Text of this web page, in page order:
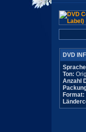
DVD
Ton:
Anzahl
Format: